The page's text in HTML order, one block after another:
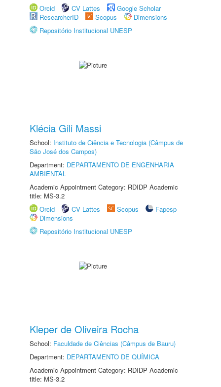
Orcid
CV Lattes
Google Scholar
ResearcherID
Scopus
Dimensions
Repositório Institucional UNESP
Klécia Gili Massi
School: Instituto de Ciência e Tecnologia (Câmpus de
São José dos Campos)
Department: DEPARTAMENTO DE ENGENHARIA
AMBIENTAL
Academic Appointment Category: RDIDP Academic
title: MS-3.2
Orcid
CV Lattes Scopus
Fapesp
Dimensions
Repositório Institucional UNESP
Kleper de Oliveira Rocha
School: Faculdade de Ciências (Câmpus de Bauru)
Department: DEPARTAMENTO DE QUÍMICA
Academic Appointment Category: RDIDP Academic
title: MS-3.2